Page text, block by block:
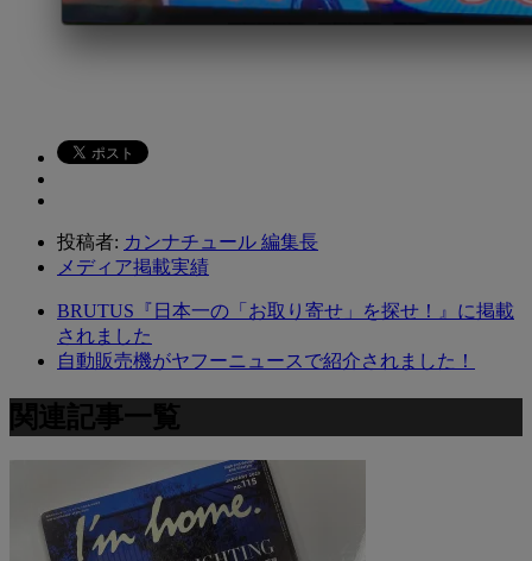
投稿者: カンナチュール 編集長
メディア掲載実績
BRUTUS『日本一の「お取り寄せ」を探せ！』に掲載
されました
自動販売機がヤフーニュースで紹介されました！
関連記事一覧